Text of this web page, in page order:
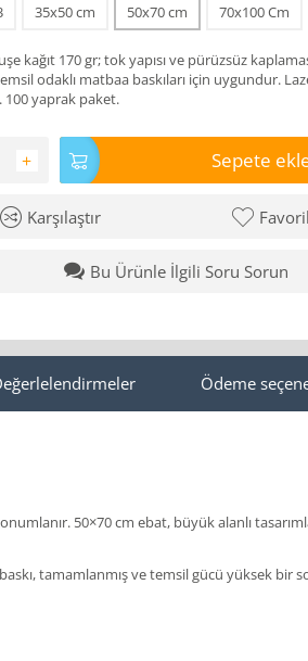
35x50 cm 50x70 cm 70x100 Cm
kağıt 170 gr; tok yapısı ve pürüzsüz
odaklı matbaa baskıları için uygundur.
yaprak paket.
+ Sepete
Karşılaştır
Bu Ürünle İlgili Soru Sorun
Ödeme
50×70 cm ebat, büyük alanlı
baskı, tamamlanmış ve temsil gücü yüksek bir